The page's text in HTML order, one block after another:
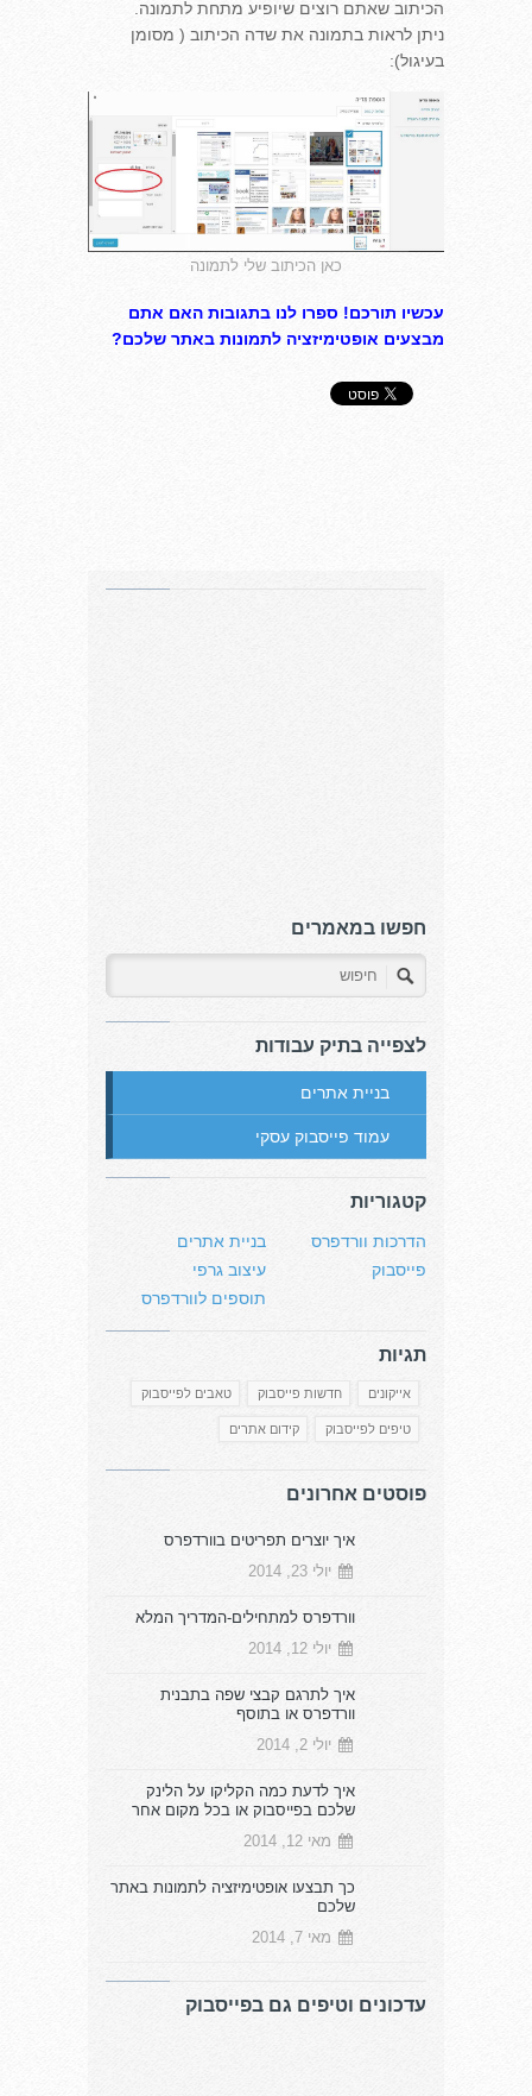
הכיתוב שאתם רוצים שיופיע מתחת לתמונה.
ניתן לראות בתמונה את שדה הכיתוב ( מסומן
בעיגול):
כאן הכיתוב שלי לתמונה
עכשיו תורכם! ספרו לנו בתגובות האם אתם
מבצעים אופטימיזציה לתמונות באתר שלכם?
חפשו במאמרים
לצפייה בתיק עבודות
בניית אתרים
עמוד פייסבוק עסקי
קטגוריות
בניית אתרים
הדרכות וורדפרס
עיצוב גרפי
פייסבוק
תוספים לוורדפרס
תגיות
אייקונים חדשות פייסבוק טאבים לפייסבוק
טיפים לפייסבוק קידום אתרים
פוסטים אחרונים
איך יוצרים תפריטים בוורדפרס
יולי 23, 2014
וורדפרס למתחילים-המדריך המלא
יולי 12, 2014
איך לתרגם קבצי שפה בתבנית
וורדפרס או בתוסף
יולי 2, 2014
איך לדעת כמה הקליקו על הלינק
שלכם בפייסבוק או בכל מקום אחר
מאי 12, 2014
כך תבצעו אופטימיזציה לתמונות באתר
שלכם
מאי 7, 2014
עדכונים וטיפים גם בפייסבוק